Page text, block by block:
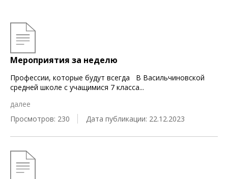
Мероприятия за неделю
Профессии, которые будут всегда В Васильчиновской
средней школе с учащимися 7 класса...
далее
Просмотров: 230
Дата публикации: 22.12.2023